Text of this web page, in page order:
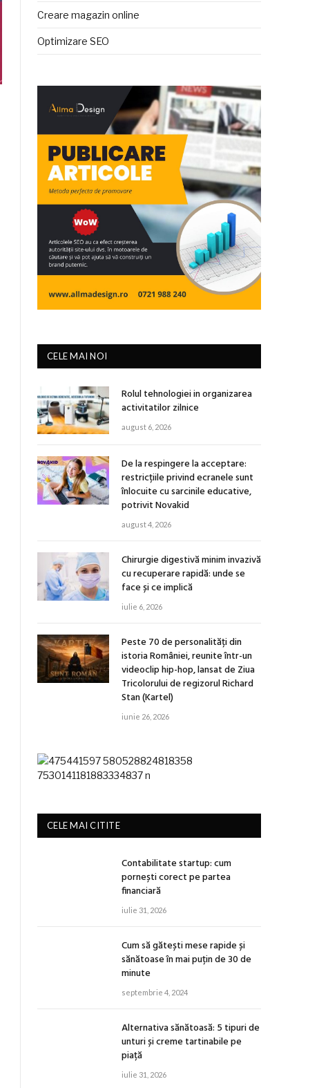
Creare magazin online
Optimizare SEO
CELE MAI NOI
Rolul tehnologiei in organizarea
activitatilor zilnice
august 6, 2026
De la respingere la acceptare:
restricțiile privind ecranele sunt
înlocuite cu sarcinile educative,
potrivit Novakid
august 4, 2026
Chirurgie digestivă minim invazivă
cu recuperare rapidă: unde se
face și ce implică
iulie 6, 2026
Peste 70 de personalități din
istoria României, reunite într-un
videoclip hip-hop, lansat de Ziua
Tricolorului de regizorul Richard
Stan (Kartel)
iunie 26, 2026
CELE MAI CITITE
Contabilitate startup: cum
pornești corect pe partea
financiară
iulie 31, 2026
Cum să gătești mese rapide și
sănătoase în mai puțin de 30 de
minute
septembrie 4, 2024
Alternativa sănătoasă: 5 tipuri de
unturi și creme tartinabile pe
piață
iulie 31, 2026